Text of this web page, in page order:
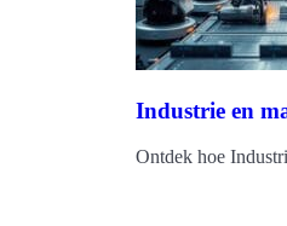
Industrie en
Ontdek hoe